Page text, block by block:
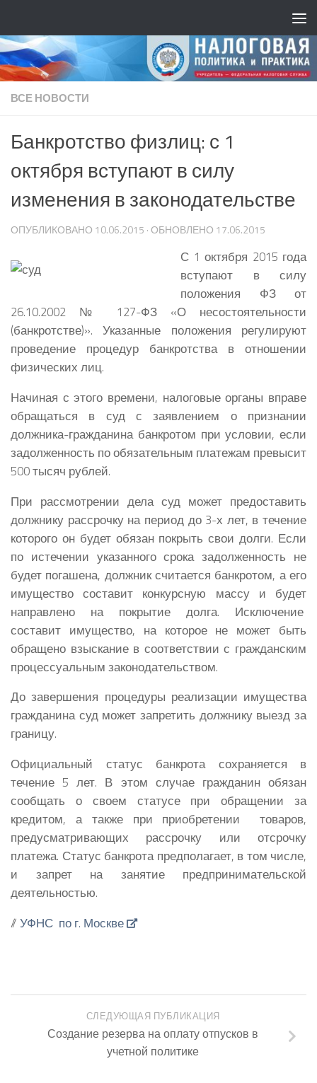
ВСЕ НОВОСТИ
Банкротство физлиц: с 1
октября вступают в силу
изменения в законодательстве
ОПУБЛИКОВАНО 10.06.2015 · ОБНОВЛЕНО 17.06.2015
С 1 октября 2015 года
вступают в силу
положения ФЗ от
26.10.2002 № 127-ФЗ «О несостоятельности
(банкротстве)». Указанные положения регулируют
проведение процедур банкротства в отношении
физических лиц.
Начиная с этого времени, налоговые органы вправе
обращаться в суд с заявлением о признании
должника-гражданина банкротом при условии, если
задолженность по обязательным платежам превысит
500 тысяч рублей.
При рассмотрении дела суд может предоставить
должнику рассрочку на период до 3-х лет, в течение
которого он будет обязан покрыть свои долги. Если
по истечении указанного срока задолженность не
будет погашена, должник считается банкротом, а его
имущество составит конкурсную массу и будет
направлено на покрытие долга. Исключение
составит имущество, на которое не может быть
обращено взыскание в соответствии с гражданским
процессуальным законодательством.
До завершения процедуры реализации имущества
гражданина суд может запретить должнику выезд за
границу.
Официальный статус банкрота сохраняется в
течение 5 лет. В этом случае гражданин обязан
сообщать о своем статусе при обращении за
кредитом, а также при приобретении товаров,
предусматривающих рассрочку или отсрочку
платежа. Статус банкрота предполагает, в том числе,
и запрет на занятие предпринимательской
деятельностью.
// УФНС по г. Москве
СЛЕДУЮЩАЯ ПУБЛИКАЦИЯ
Создание резерва на оплату отпусков в
учетной политике